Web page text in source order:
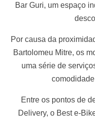
Bar Guri, um espaço
Por causa da
Bartolomeu Mitre, os
uma série de
Entre os pontos de
Delivery, o Best e-